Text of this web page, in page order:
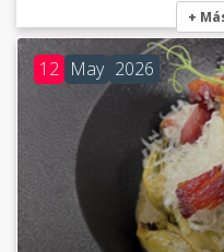
+
12 May 2026